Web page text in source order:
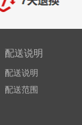
配送说明
配送说明
配送范围